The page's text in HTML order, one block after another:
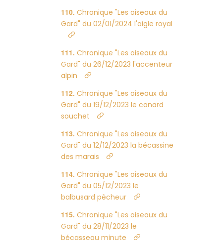
Chronique "Les oiseaux du
Gard" du 02/01/2024 l'aigle royal
Chronique "Les oiseaux du
Gard" du 26/12/2023 l'accenteur
alpin
Chronique "Les oiseaux du
Gard" du 19/12/2023 le canard
souchet
Chronique "Les oiseaux du
Gard" du 12/12/2023 la bécassine
des marais
Chronique "Les oiseaux du
Gard" du 05/12/2023 le
balbusard pêcheur
Chronique "Les oiseaux du
Gard" du 28/11/2023 le
bécasseau minute